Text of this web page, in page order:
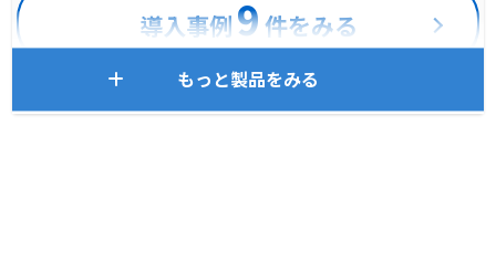
導入事例 9 件をみる
もっと製品をみる